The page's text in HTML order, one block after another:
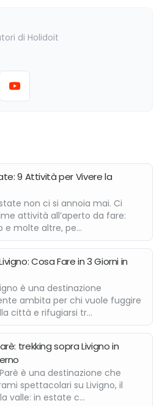
di Holidoit
9 Attività per Vivere la
non ci si annoia mai. Ci
attività all’aperto da fare:
e molte altre, pe...
Cosa Fare in 3 Giorni in
è una destinazione
ambita per chi vuole fuggire
città e rifugiarsi tr...
trekking sopra Livigno in
è una destinazione che
spettacolari su Livigno, il
valle: in estate c...